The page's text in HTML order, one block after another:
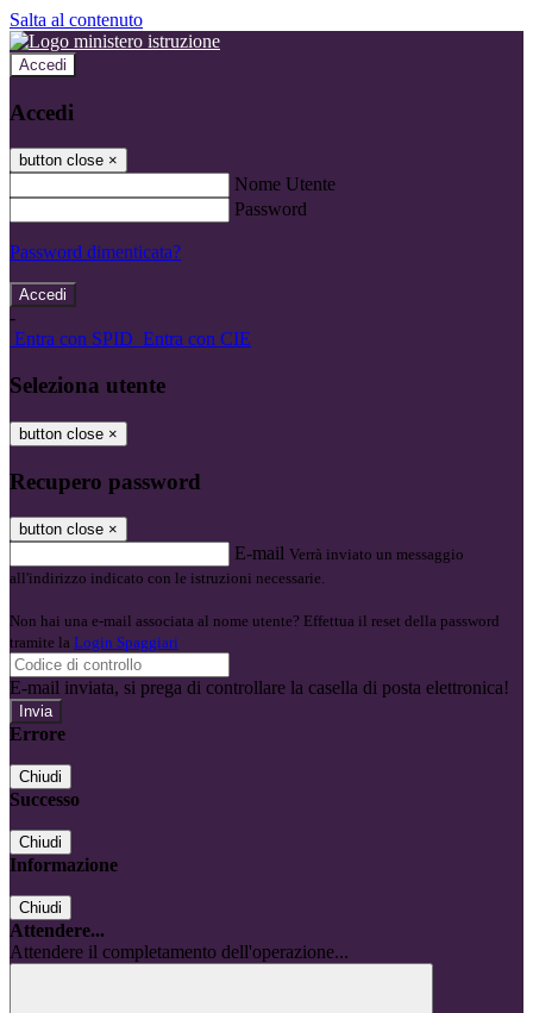
Salta al contenuto
Accedi
Accedi
button close ×
Nome Utente
Password
Password dimenticata?
-
Entra con SPID Entra con CIE
Seleziona utente
button close ×
Recupero password
button close ×
E-mail Verrà inviato un messaggio
all'indirizzo indicato con le istruzioni necessarie.
Non hai una e-mail associata al nome utente? Effettua il reset della password
tramite la Login Spaggiari
E-mail inviata, si prega di controllare la casella di posta elettronica!
Errore
Chiudi
Successo
Chiudi
Informazione
Chiudi
Attendere...
Attendere il completamento dell'operazione...